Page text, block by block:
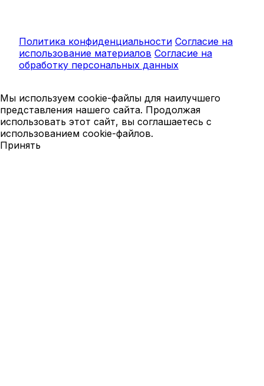
Политика конфиденциальности Согласие на
использование материалов Согласие на
обработку персональных данных
Мы используем cookie-файлы для наилучшего
представления нашего сайта. Продолжая
использовать этот сайт, вы соглашаетесь с
использованием cookie-файлов.
Принять